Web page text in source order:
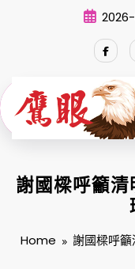
謝國樑呼籲
Home 謝國樑呼籲